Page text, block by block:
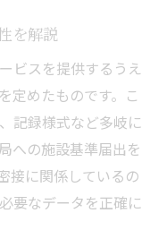
を解説
ビスを提供するうえ
定めたものです。こ
記録様式など多岐に
への施設基準届出を
接に関係しているの
要なデータを正確に